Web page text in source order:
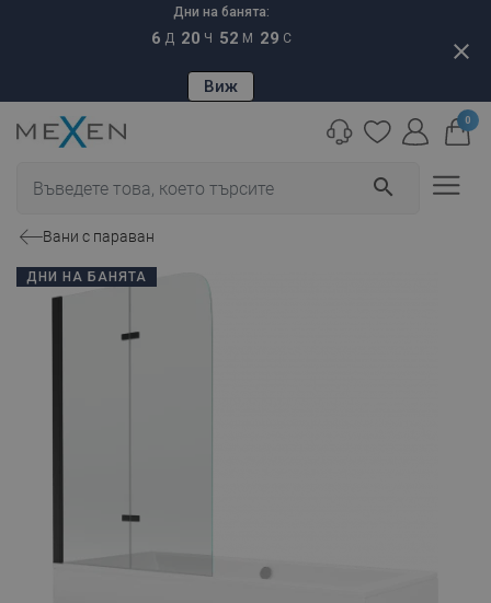
Дни на банята:
6 Д 20 Ч 52 М 28 С
Виж
close
search
0
Вани с параван
ДНИ НА БАНЯТА